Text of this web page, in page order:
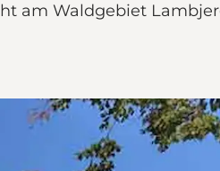
am Waldgebiet